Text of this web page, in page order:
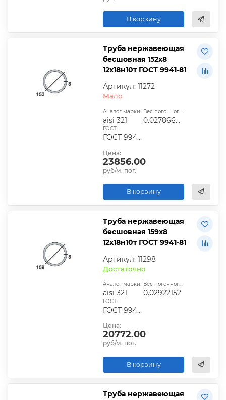
В корзину
Труба нержавеющая
бесшовная 152х8
12х18н10т ГОСТ 9941-81
Артикул: 11272
Мало
Аналог марки стали:
aisi 321
Вес погонного метра, т.:
0.02786688
ГОСТ:
ГОСТ 9940-81, ГОСТ 9941-81, ГОСТ 24030-80, ГОСТ 10498-82
Цена:
23856.00
руб/м. пог.
В корзину
Труба нержавеющая
бесшовная 159х8
12х18н10т ГОСТ 9941-81
Артикул: 11298
Достаточно
Аналог марки стали:
aisi 321
Вес погонного метра, т.:
0.02922152
ГОСТ:
ГОСТ 9940-81, ГОСТ 9941-81, ГОСТ 24030-80, ГОСТ 10498-82
Цена:
20772.00
руб/м. пог.
В корзину
Труба нержавеющая